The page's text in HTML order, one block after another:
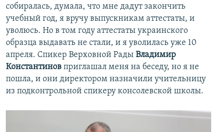
собиралась, думала, что мне дадут закончить
учебный год, я вручу выпускникам аттестаты, и
уволюсь. Но в том году аттестаты украинского
образца выдавать не стали, и я уволилась уже 10
апреля. Спикер Верховной Рады Владимир
Константинов приглашал меня на беседу, но я не
пошла, и они директором назначили учительницу
из подконтрольной спикеру консолевской школы.